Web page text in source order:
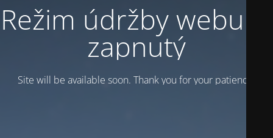
Režim údržby webu je
zapnutý
Site will be available soon. Thank you for your patience!